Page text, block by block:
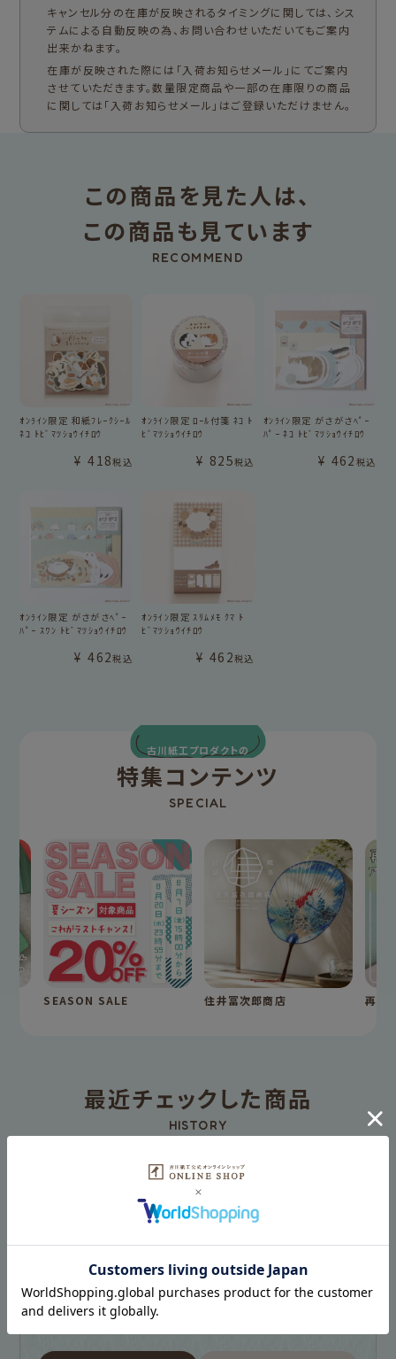
キャンセル分の在庫が反映されるタイミングに関しては、シス
テムによる自動反映の為、お問い合わせいただいてもご案内
出来かねます。
在庫が反映された際には「入荷お知らせメール」にてご案内
させていただきます。数量限定商品や一部の在庫限りの商品
に関しては「入荷お知らせメール」はご登録いただけません。
この商品を見た人は、
この商品も見ています
RECOMMEND
ｵﾝﾗｲﾝ限定 和紙ﾌﾚｰｸｼｰﾙ
ﾈｺ ﾄﾋﾞﾏﾂｼｮｳｲﾁﾛｳ
¥ 418税込
ｵﾝﾗｲﾝ限定 ﾛｰﾙ付箋 ﾈｺ ﾄ
ﾋﾞﾏﾂｼｮｳｲﾁﾛｳ
¥ 825税込
ｵﾝﾗｲﾝ限定 がさがさﾍﾟｰ
ﾊﾟｰ ﾈｺ ﾄﾋﾞﾏﾂｼｮｳｲﾁﾛｳ
¥ 462 税込
ｵﾝﾗｲﾝ限定 がさがさﾍﾟｰ
ﾊﾟｰ ｽﾜﾝ ﾄﾋﾞﾏﾂｼｮｳｲﾁﾛｳ
¥ 462税込
ｵﾝﾗｲﾝ限定 ｽﾘﾑﾒﾓ ｸﾏ ﾄ
ﾋﾞﾏﾂｼｮｳｲﾁﾛｳ
¥ 462税込
古川紙工プロダクトの
特集コンテンツ
SPECIAL
SEASON SALE 住井冨次郎商店 再入
最近チェックした商品
HISTORY